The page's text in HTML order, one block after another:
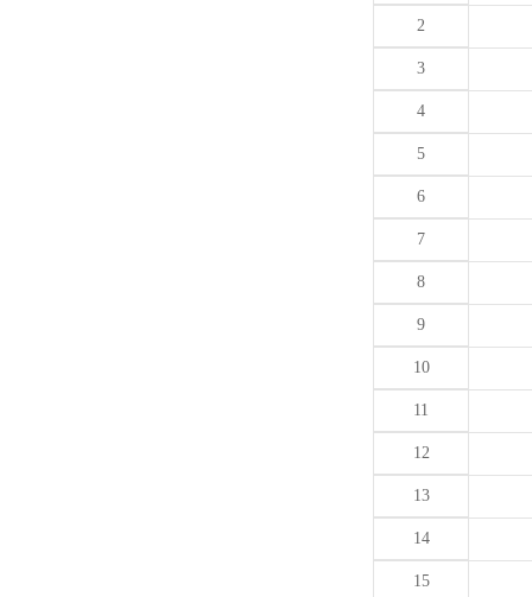
2
3
4
5
6
7
8
9
10
11
12
13
14
15